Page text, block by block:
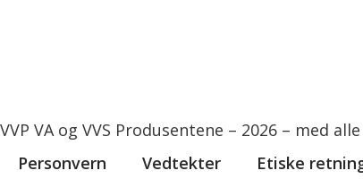
VVP VA og VVS Produsentene – 2026 – med
Personvern
Vedtekter Etiske